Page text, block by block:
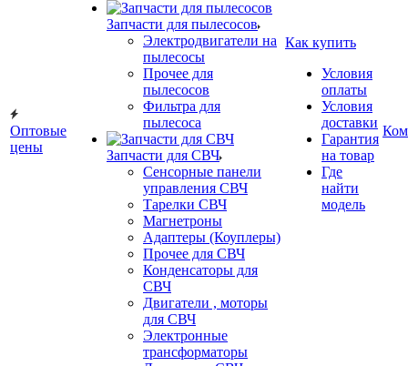
Оптовые
цены
Запчасти для пылесосов
Электродвигатели на
пылесосы
Прочее для
пылесосов
Фильтра для
пылесоса
Запчасти для СВЧ
Сенсорные панели
управления СВЧ
Тарелки СВЧ
Магнетроны
Адаптеры (Коуплеры)
Прочее для СВЧ
Конденсаторы для
СВЧ
Двигатели , моторы
для СВЧ
Электронные
трансформаторы
Как купить
Условия
оплаты
Условия
доставки
Гарантия
на товар
Где
найти
модель